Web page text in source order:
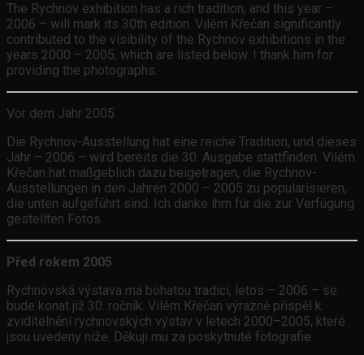
The Rychnov exhibition has a rich tradition, and this year –
2006 – will mark its 30th edition. Vilém Křečan significantly
contributed to the visibility of the Rychnov exhibitions in the
years 2000 – 2005, which are listed below. I thank him for
providing the photographs.
Vor dem Jahr 2005
Die Rychnov-Ausstellung hat eine reiche Tradition, und dieses
Jahr – 2006 – wird bereits die 30. Ausgabe stattfinden. Vilém
Křečan hat maßgeblich dazu beigetragen, die Rychnov-
Ausstellungen in den Jahren 2000 – 2005 zu popularisieren,
die unten aufgeführt sind. Ich danke ihm für die zur Verfügung
gestellten Fotos.
Před rokem 2005
Rychnovská výstava má bohatou tradici, letos – 2006 – se
bude konat již 30. ročník. Vilém Křečan výrazně přispěl k
zviditelnění rychnovských výstav v letech 2000–2005, které
jsou uvedeny níže. Děkuji mu za poskytnuté fotografie.